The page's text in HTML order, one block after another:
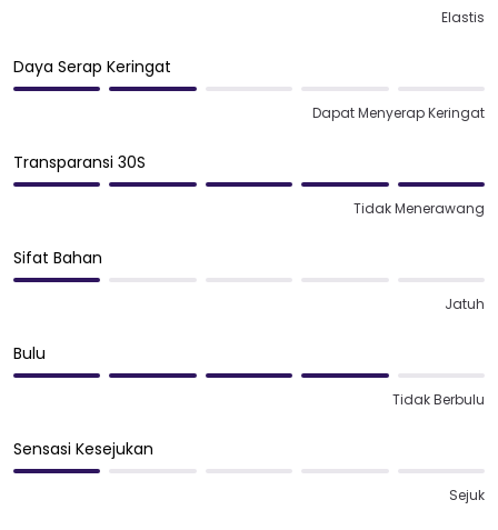
Elastis
Daya Serap Keringat
Dapat Menyerap Keringat
Transparansi 30S
Tidak Menerawang
Sifat Bahan
Jatuh
Bulu
Tidak Berbulu
Sensasi Kesejukan
Sejuk